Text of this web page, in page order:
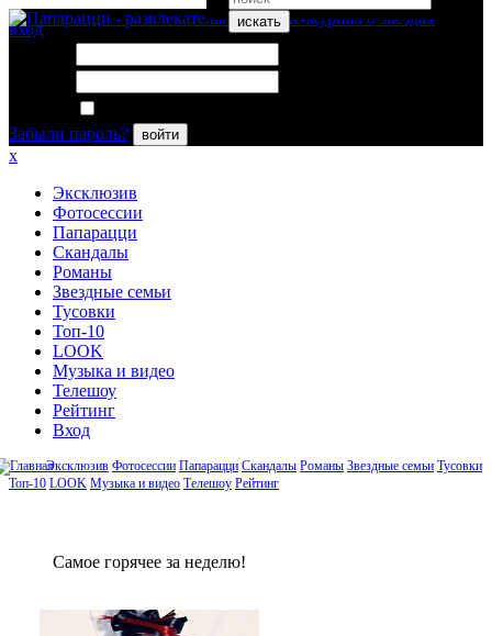
искать
вход
Забыли пароль?
войти
x
Эксклюзив
Фотосессии
Папарацци
Скандалы
Романы
Звездные семьи
Тусовки
Топ-10
LOOK
Музыка и видео
Телешоу
Рейтинг
Вход
Эксклюзив Фотосессии Папарацци Скандалы Романы Звездные семьи Тусовки
Топ-10 LOOK Музыка и видео Телешоу Рейтинг
Сaмое гoрячее за неделю!